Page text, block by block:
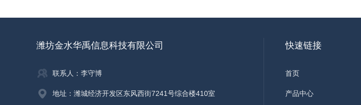
潍坊金水华禹信息科技有限公司
联系人：李守博
地址：潍城经济开发区东风西街7241号综合楼410室
快速链接
首页
产品中心